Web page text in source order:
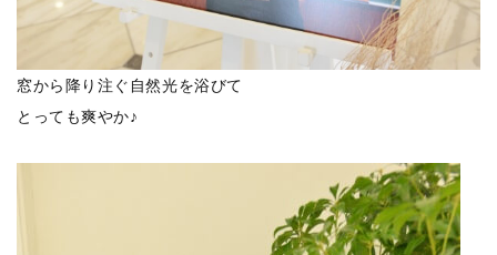
窓から降り注ぐ自然光を浴びて
とっても爽やか♪